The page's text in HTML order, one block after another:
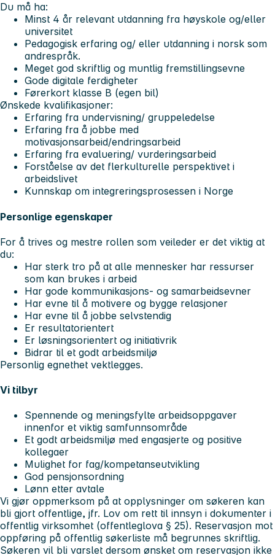
Du må ha:
Minst 4 år relevant utdanning fra høyskole og/eller
universitet
Pedagogisk erfaring og/ eller utdanning i norsk som
andrespråk.
Meget god skriftlig og muntlig fremstillingsevne
Gode digitale ferdigheter
Førerkort klasse B (egen bil)
Ønskede kvalifikasjoner:
Erfaring fra undervisning/ gruppeledelse
Erfaring fra å jobbe med
motivasjonsarbeid/endringsarbeid
Erfaring fra evaluering/ vurderingsarbeid
Forståelse av det flerkulturelle perspektivet i
arbeidslivet
Kunnskap om integreringsprosessen i Norge
Personlige egenskaper
For å trives og mestre rollen som veileder er det viktig at
du:
Har sterk tro på at alle mennesker har ressurser
som kan brukes i arbeid
Har gode kommunikasjons- og samarbeidsevner
Har evne til å motivere og bygge relasjoner
Har evne til å jobbe selvstendig
Er resultatorientert
Er løsningsorientert og initiativrik
Bidrar til et godt arbeidsmiljø
Personlig egnethet vektlegges.
Vi tilbyr
Spennende og meningsfylte arbeidsoppgaver
innenfor et viktig samfunnsområde
Et godt arbeidsmiljø med engasjerte og positive
kollegaer
Mulighet for fag/kompetanseutvikling
God pensjonsordning
Lønn etter avtale
Vi gjør oppmerksom på at opplysninger om søkeren kan
bli gjort offentlige, jfr. Lov om rett til innsyn i dokumenter i
offentlig virksomhet (offentleglova § 25). Reservasjon mot
oppføring på offentlig søkerliste må begrunnes skriftlig.
Søkeren vil bli varslet dersom ønsket om reservasjon ikke